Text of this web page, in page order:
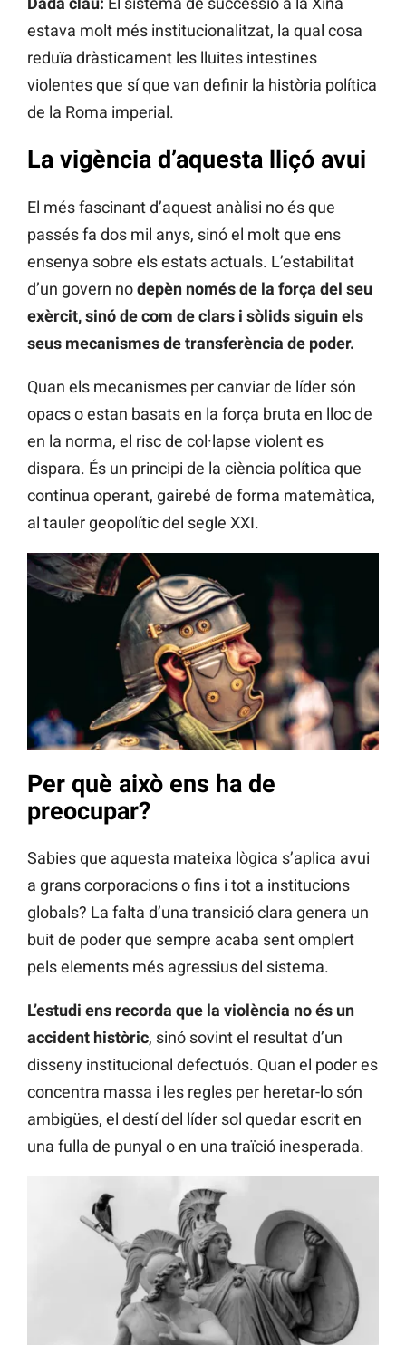
estava molt més institucionalitzat, la qual cosa
reduïa dràsticament les lluites intestines
violentes que sí que van definir la història política
de la Roma imperial.
La vigència d’aquesta lliçó avui
El més fascinant d’aquest anàlisi no és que
passés fa dos mil anys, sinó el molt que ens
ensenya sobre els estats actuals. L’estabilitat
d’un govern nodepèn només de la força del seu
exèrcit, sinó de com de clars i sòlids siguin els
seus mecanismes de transferència de poder.
Quan els mecanismes per canviar de líder són
opacs o estan basats en la força bruta en lloc de
en la norma, el risc de col·lapse violent es
dispara. És un principi de la ciència política que
continua operant, gairebé de forma matemàtica,
al tauler geopolític del segle XXI.
Per què això ens ha de
preocupar?
Sabies que aquesta mateixa lògica s’aplica avui
a grans corporacions o fins i tot a institucions
globals? La falta d’una transició clara genera un
buit de poder que sempre acaba sent omplert
pels elements més agressius del sistema.
L’estudi ens recorda que la violència no és un
accident històric, sinó sovint el resultat d’un
disseny institucional defectuós. Quan el poder es
concentra massa i les regles per heretar-lo són
ambigües, el destí del líder sol quedar escrit en
una fulla de punyal o en una traïció inesperada.